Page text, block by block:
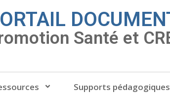
Santé et
Supports pédagogiques